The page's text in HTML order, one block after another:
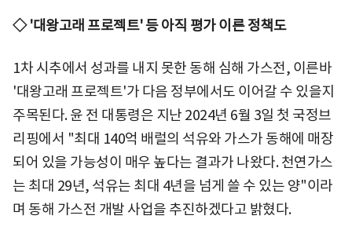
◇ '대왕고래 프로젝트' 등 아직 평가 이른 정책도
1차 시추에서 성과를 내지 못한 동해 심해 가스전, 이른바
'대왕고래 프로젝트'가 다음 정부에서도 이어갈 수 있을지
주목된다. 윤 전 대통령은 지난 2024년 6월 3일 첫 국정브
리핑에서 "최대 140억 배럴의 석유와 가스가 동해에 매장
되어 있을 가능성이 매우 높다는 결과가 나왔다. 천연가스
는 최대 29년, 석유는 최대 4년을 넘게 쓸 수 있는 양"이라
며 동해 가스전 개발 사업을 추진하겠다고 밝혔다.